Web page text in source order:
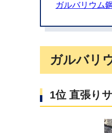
ガルバリウム
ガルバリ
1位 直張り